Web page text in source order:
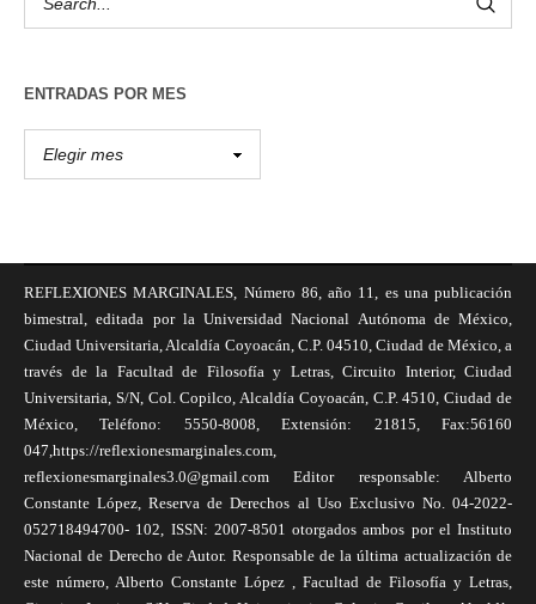
ENTRADAS POR MES
REFLEXIONES MARGINALES, Número 86, año 11, es una publicación
bimestral, editada por la Universidad Nacional Autónoma de México,
Ciudad Universitaria, Alcaldía Coyoacán, C.P. 04510, Ciudad de México, a
través de la Facultad de Filosofía y Letras, Circuito Interior, Ciudad
Universitaria, S/N, Col. Copilco, Alcaldía Coyoacán, C.P. 4510, Ciudad de
México, Teléfono: 5550-8008, Extensión: 21815, Fax:56160
047,https://reflexionesmarginales.com,
reflexionesmarginales3.0@gmail.com Editor responsable: Alberto
Constante López, Reserva de Derechos al Uso Exclusivo No. 04-2022-
052718494700- 102, ISSN: 2007-8501 otorgados ambos por el Instituto
Nacional de Derecho de Autor. Responsable de la última actualización de
este número, Alberto Constante López , Facultad de Filosofía y Letras,